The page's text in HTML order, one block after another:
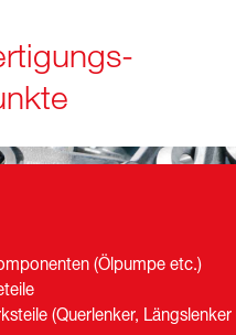
(Ölpumpe etc.)
(Querlenker, Längslenker